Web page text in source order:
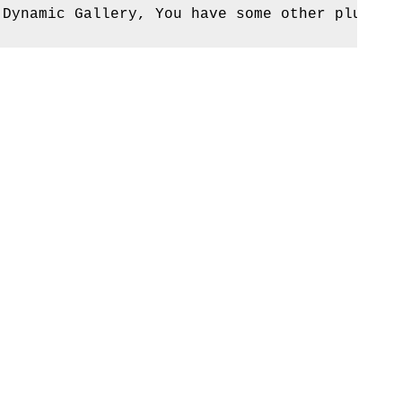
Gallery, You have some other